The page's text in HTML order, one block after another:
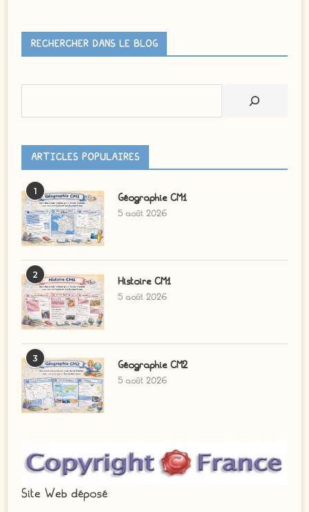
RECHERCHER DANS LE BLOG
ARTICLES POPULAIRES
1
Géographie CM1
5 août 2026
2
Histoire CM1
5 août 2026
3
Géographie CM2
5 août 2026
Site Web déposé